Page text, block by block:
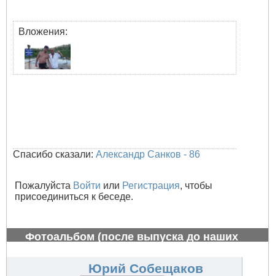
Вложения:
Спасибо сказали: Александр Санков - 86
Пожалуйста Войти или Регистрация, чтобы
присоединиться к беседе.
Фотоальбом (после выпуска до наших
Юрий Собещаков